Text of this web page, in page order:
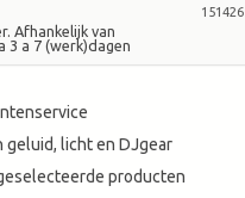
Afhankelijk van
3 a 7 (werk)dagen
151426
geluid, licht en DJgear
producten